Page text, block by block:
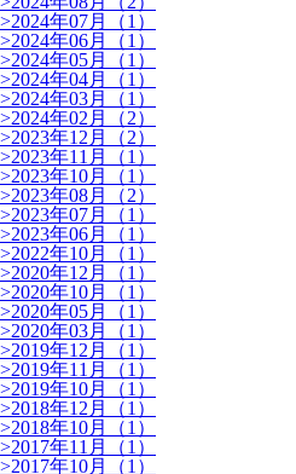
>2024年07月（1）
>2024年06月（1）
>2024年05月（1）
>2024年04月（1）
>2024年03月（1）
>2024年02月（2）
>2023年12月（2）
>2023年11月（1）
>2023年10月（1）
>2023年08月（2）
>2023年07月（1）
>2023年06月（1）
>2022年10月（1）
>2020年12月（1）
>2020年10月（1）
>2020年05月（1）
>2020年03月（1）
>2019年12月（1）
>2019年11月（1）
>2019年10月（1）
>2018年12月（1）
>2018年10月（1）
>2017年11月（1）
>2017年10月（1）